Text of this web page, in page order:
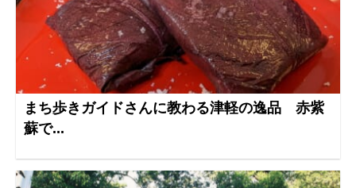
まち歩きガイドさんに教わる津軽の逸品 赤紫
蘇で...